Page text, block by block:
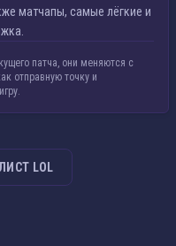
матчапы, самые лёгкие и
патча, они меняются с
отправную точку и
LOL